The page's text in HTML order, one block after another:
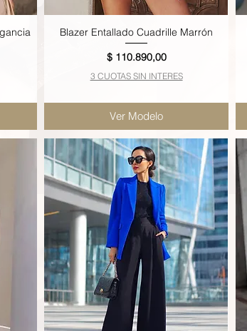
Vista rápida
Blazer Entallado Cuadrille Marrón
Precio
$ 110.890,00
3 CUOTAS SIN INTERES
Ver Modelo